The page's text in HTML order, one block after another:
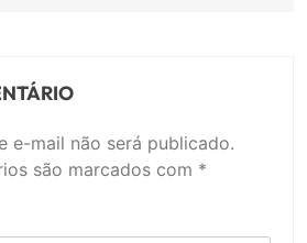
e-mail não será publicado.
são marcados com *